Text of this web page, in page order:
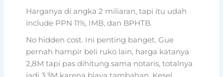
Harganya di angka 2 miliaran, tapi itu udah
include PPN 11%, IMB, dan BPHTB.
No hidden cost. Ini penting banget. Gue
pernah hampir beli ruko lain, harga katanya
2,8M tapi pas dihitung sama notaris, totalnya